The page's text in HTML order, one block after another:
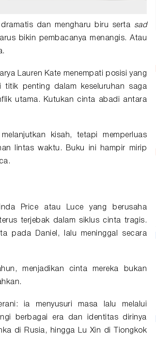
dan mengharu biru serta
sad
bikin pembacanya menangis. Atau
Lauren Kate menempati posisi yang
titik penting dalam keseluruhan saga
utama. Kutukan cinta abadi antara
kisah, tetapi memperluas
lintas waktu. Buku ini hampir mirip
Price atau Luce yang berusaha
terjebak dalam siklus cinta tragis.
pada Daniel, lalu meninggal secara
menjadikan cinta mereka bukan
ia menyusuri masa lalu melalui
berbagai era dan identitas dirinya
di Rusia, hingga Lu Xin di Tiongkok